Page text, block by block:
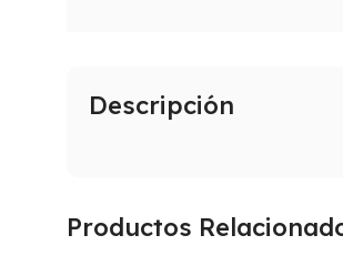
Descripción
Productos